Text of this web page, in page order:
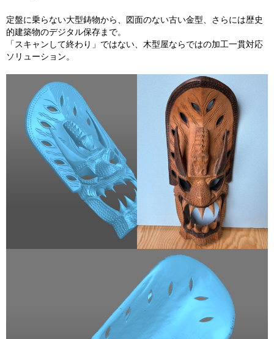
定盤に乗らない大型鋳物から、図面のない古い金型、さらには歴史
的建築物のデジタル保存まで。
「スキャンして終わり」ではない、木型屋ならではの加工一貫対応
ソリューション。